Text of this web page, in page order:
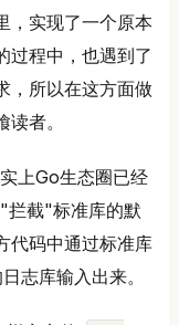
，实现了一个原本
过程中，也遇到了
，所以在这方面做
者。
上Go生态圈已经
拦截"标准库的默
代码中通过标准库
志库输入出来。